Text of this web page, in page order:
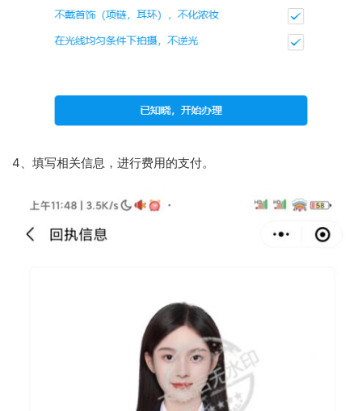
4、填写相关信息，进行费用的支付。